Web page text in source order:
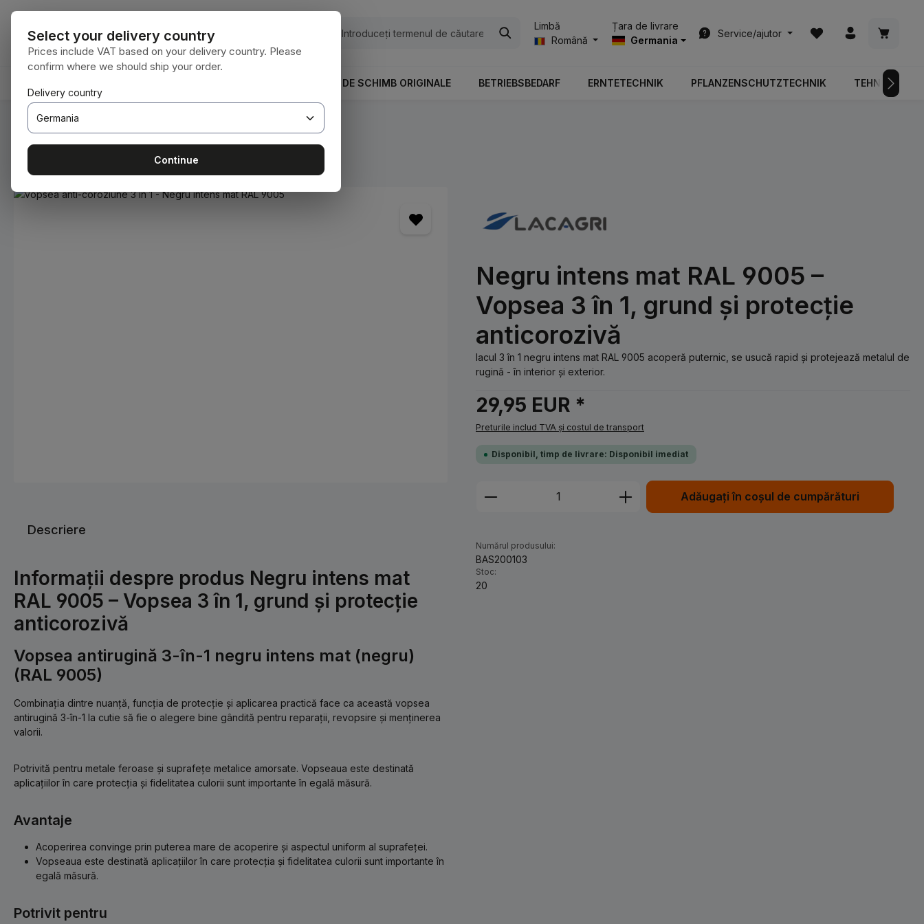
la conținutul principal
Sari la căutare
Sari la navigarea principală
Limbă
Română
Țara de livrare
Germania
Service/ajutor
Aveți 0 articole din
PIESE DE SCHIMB ORIGINALE BETRIEBSBEDARF ERNTETECHNIK PFLANZENSCHUTZTECHNIK TEHNOLOGIA
Sunteți aici: Acasă Consumabile Vopsele și lacuri
Sari peste galeria de imagini
Negru intens mat RAL 9005 –
Vopsea 3 în 1, grund și protecție
anticorozivă
lacul 3 în 1 negru intens mat RAL 9005 acoperă puternic, se usucă rapid și protejează metalul de
rugină - în interior și exterior.
29,95 EUR *
Preturile includ TVA și costul de transport
Disponibil, timp de livrare: Disponibil imediat
Cantitate produs: Introduceți cantitatea dorită sau
Adăugați în coșul de cumpărături
Numărul produsului:
BAS200103
Stoc:
20
Descriere
Informații despre produs Negru intens mat
RAL 9005 – Vopsea 3 în 1, grund și protecție
anticorozivă
Vopsea antirugină 3-în-1 negru intens mat (negru)
(RAL 9005)
Combinația dintre nuanță, funcția de protecție și aplicarea practică face ca această vopsea
antirugină 3-în-1 la cutie să fie o alegere bine gândită pentru reparații, revopsire și menținerea
valorii.
Potrivită pentru metale feroase și suprafețe metalice amorsate. Vopseaua este destinată
aplicațiilor în care protecția și fidelitatea culorii sunt importante în egală măsură.
Avantaje
Acoperirea convinge prin puterea mare de acoperire și aspectul uniform al suprafeței.
Vopseaua este destinată aplicațiilor în care protecția și fidelitatea culorii sunt importante în
egală măsură.
Potrivit pentru
Select your delivery country
Prices include VAT based on your delivery country. Please
confirm where we should ship your order.
Delivery country
Continue